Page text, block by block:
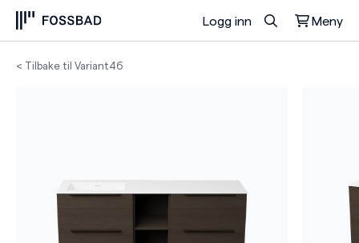
Logg inn Meny
Du har ingen produkter i handlekurven.
< Tilbake til Variant46